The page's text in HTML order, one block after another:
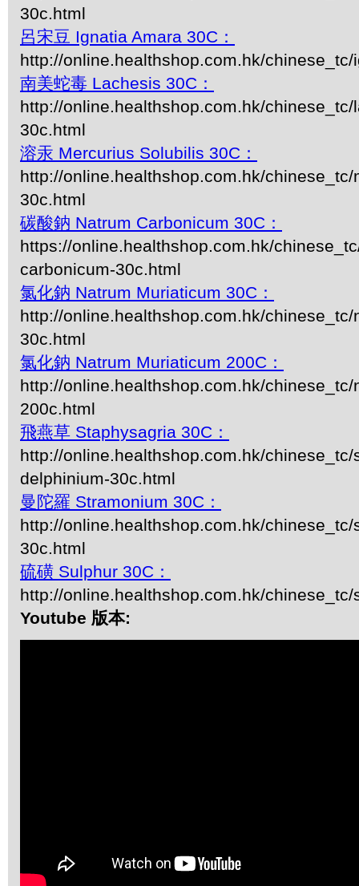
30c.html
呂宋豆 Ignatia Amara 30C：
http://online.healthshop.com.hk/chinese_tc/
南美蛇毒 Lachesis 30C：
http://online.healthshop.com.hk/
30c.html
溶汞 Mercurius Solubilis 30C：
http://online.healthshop.com.hk/
30c.html
碳酸鈉 Natrum Carbonicum 30C：
https://online.healthshop.com.hk/
carbonicum-30c.html
氯化鈉 Natrum Muriaticum 30C：
http://online.healthshop.com.hk/
30c.html
氯化鈉 Natrum Muriaticum 200C：
http://online.healthshop.com.hk/
200c.html
飛燕草 Staphysagria 30C：
http://online.healthshop.com.hk/chinese_tc/
delphinium-30c.html
曼陀羅 Stramonium 30C：
http://online.healthshop.com.hk/chinese_tc/
30c.html
硫磺 Sulphur 30C：
http://online.healthshop.com.hk/
Youtube 版本: